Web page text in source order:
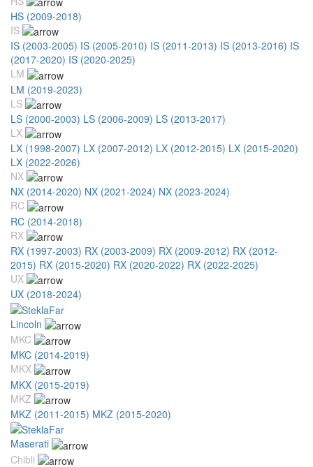
HS (2009-2018)
IS
IS (2003-2005) IS (2005-2010) IS (2011-2013) IS (2013-2016) IS
(2017-2020) IS (2020-2025)
LM
LM (2019-2023)
LS
LS (2000-2003) LS (2006-2009) LS (2013-2017)
LX
LX (1998-2007) LX (2007-2012) LX (2012-2015) LX (2015-2020)
LX (2022-2026)
NX
NX (2014-2020) NX (2021-2024) NX (2023-2024)
RC
RC (2014-2018)
RX
RX (1997-2003) RX (2003-2009) RX (2009-2012) RX (2012-
2015) RX (2015-2020) RX (2020-2022) RX (2022-2025)
UX
UX (2018-2024)
Lincoln
MKC
MKC (2014-2019)
MKX
MKX (2015-2019)
MKZ
MKZ (2011-2015) MKZ (2015-2020)
Maserati
Chibli